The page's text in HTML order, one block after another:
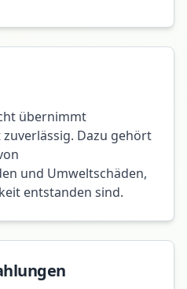
übernimmt
Dazu gehört
und Umweltschäden,
entstanden sind.